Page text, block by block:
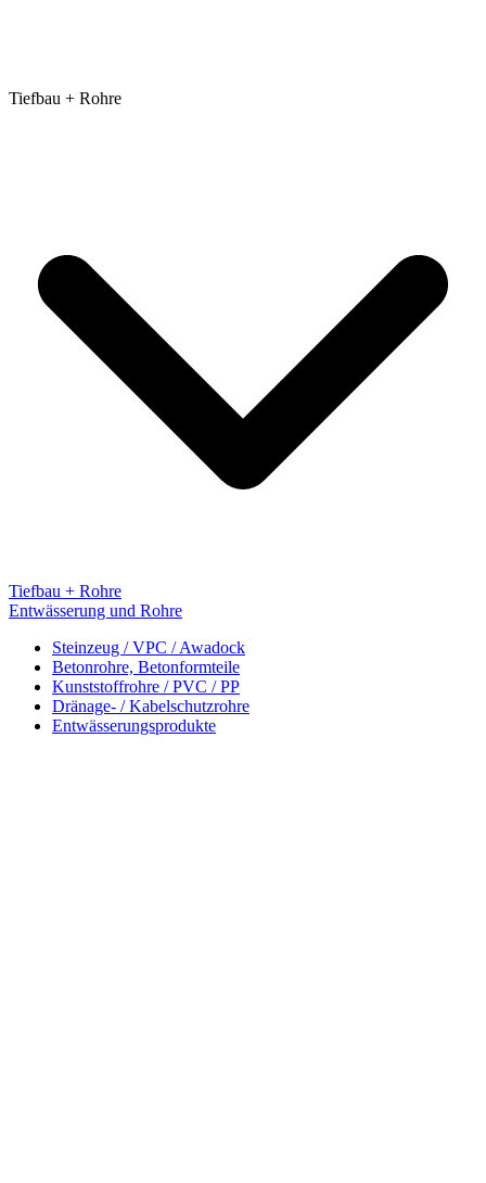
Tiefbau + Rohre
Tiefbau + Rohre
Entwässerung und Rohre
Steinzeug / VPC / Awadock
Betonrohre, Betonformteile
Kunststoffrohre / PVC / PP
Dränage- / Kabelschutzrohre
Entwässerungsprodukte